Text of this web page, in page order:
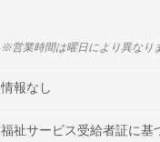
※営業時間は曜日により異なり
情報なし
福祉サービス受給者証に基